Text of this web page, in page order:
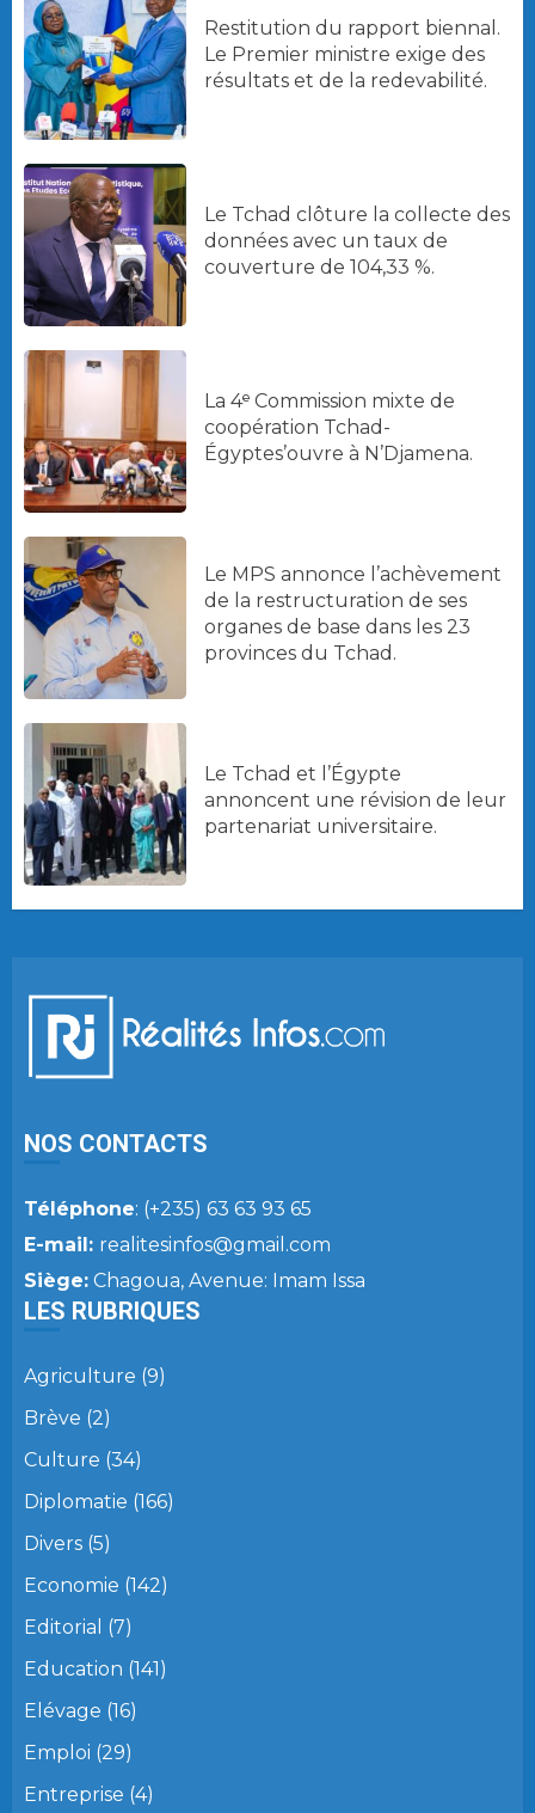
Restitution du rapport biennal.
Le Premier ministre exige des
résultats et de la redevabilité.
Le Tchad clôture la collecte des
données avec un taux de
couverture de 104,33 %.
La 4ᵉ Commission mixte de
coopération Tchad-
Égyptes’ouvre à N’Djamena.
Le MPS annonce l’achèvement
de la restructuration de ses
organes de base dans les 23
provinces du Tchad.
Le Tchad et l’Égypte
annoncent une révision de leur
partenariat universitaire.
NOS CONTACTS
Téléphone: (+235) 63 63 93 65
E-mail: realitesinfos@gmail.com
Siège: Chagoua, Avenue: Imam Issa
LES RUBRIQUES
Agriculture (9)
Brève (2)
Culture (34)
Diplomatie (166)
Divers (5)
Economie (142)
Editorial (7)
Education (141)
Elévage (16)
Emploi (29)
Entreprise (4)